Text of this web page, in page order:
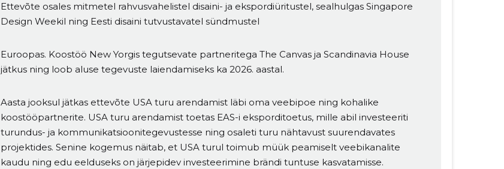
Ettevõte osales mitmetel rahvusvahelistel disaini- ja ekspordiüritustel, sealhulgas Singapore
Design Weekil ning Eesti disaini tutvustavatel sündmustel
Euroopas. Koostöö New Yorgis tegutsevate partneritega The Canvas ja Scandinavia House
jätkus ning loob aluse tegevuste laiendamiseks ka 2026. aastal.
Aasta jooksul jätkas ettevõte USA turu arendamist läbi oma veebipoe ning kohalike
koostööpartnerite. USA turu arendamist toetas EAS-i eksporditoetus, mille abil investeeriti
turundus- ja kommunikatsioonitegevustesse ning osaleti turu nähtavust suurendavates
projektides. Senine kogemus näitab, et USA turul toimub müük peamiselt veebikanalite
kaudu ning edu eelduseks on järjepidev investeerimine brändi tuntuse kasvatamisse.